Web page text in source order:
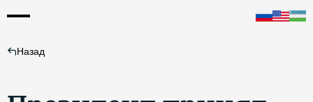
Назад